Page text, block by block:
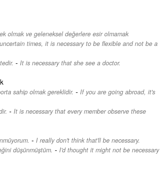
olmak ve geleneksel değerlere esir olmamak
times, it is necessary to be flexible and not be a
- It is necessary that she see a doctor.
sahip olmak gereklidir. - If you are going abroad, it's
- It is necessary that every member observe these
- I really don't think that'll be necessary.
düşünmüştüm. - I'd thought it might not be necessary